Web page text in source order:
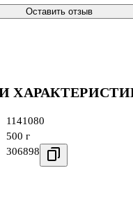
1141080
500 г
306898
Оставить отзыв